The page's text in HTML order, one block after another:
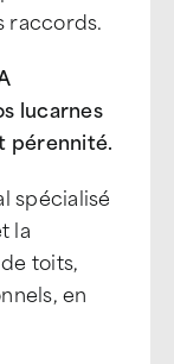
raccords.
lucarnes
pérennité.
spécialisé
la
toits,
en